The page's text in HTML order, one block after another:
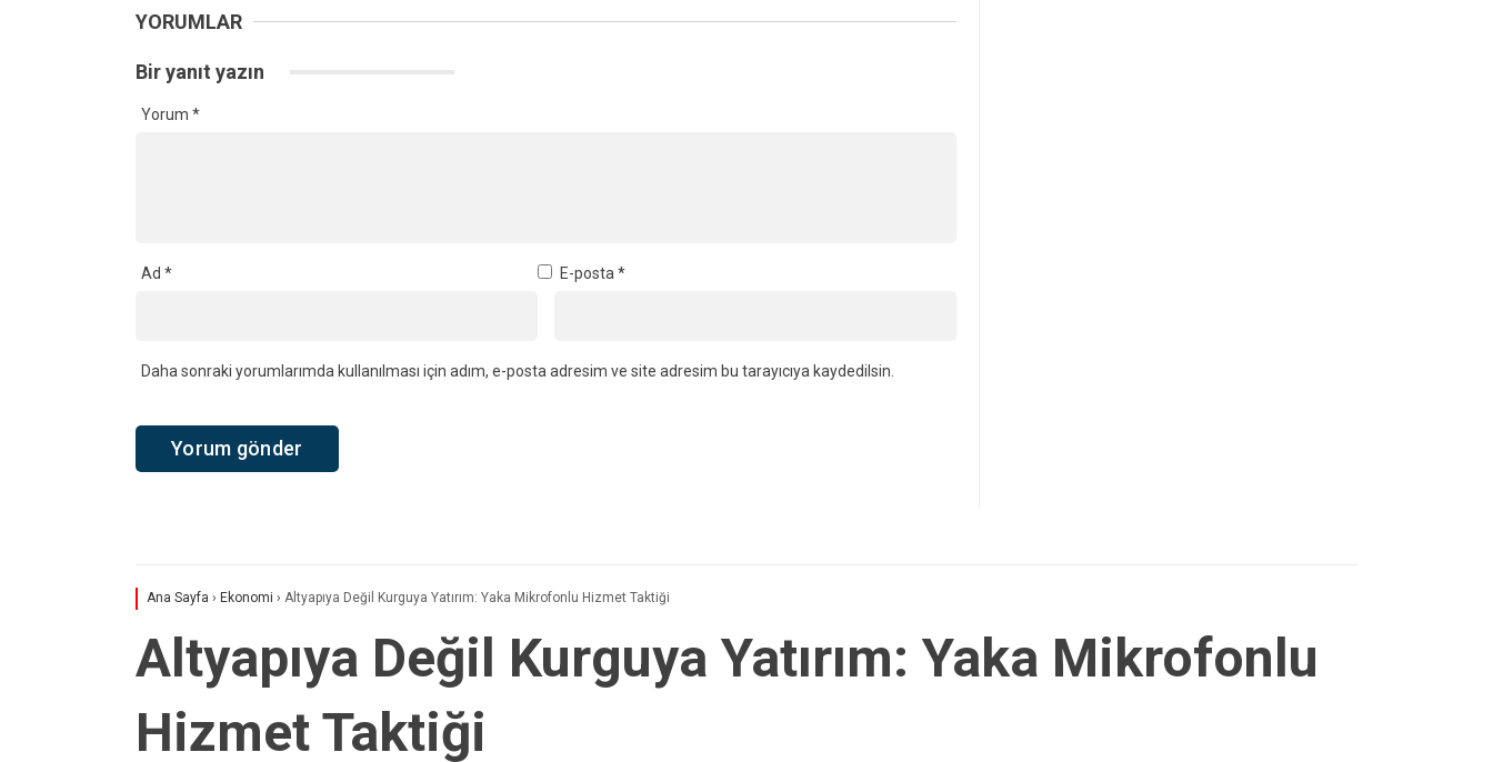
YORUMLAR
Bir yanıt yazın
Yorum *
Ad * E-posta *
Daha sonraki yorumlarımda kullanılması için adım, e-posta adresim ve site adresim bu tarayıcıya kaydedilsin.
Ana Sayfa › Ekonomi › Altyapıya Değil Kurguya Yatırım: Yaka Mikrofonlu Hizmet Taktiği
Altyapıya Değil Kurguya Yatırım: Yaka Mikrofonlu
Hizmet Taktiği